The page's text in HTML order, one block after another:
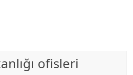
ofisleri